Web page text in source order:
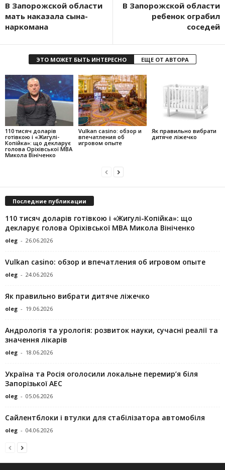
В Запорожской области
мать наказала сына-
наркомана
В Запорожской области
ребенок ограбил
соседей
ЭТО МОЖЕТ БЫТЬ ИНТЕРЕСНО ЕЩЕ ОТ АВТОРА
110 тисяч доларів
готівкою і «Жигулі-
Копійка»: що декларує
голова Оріхівської МВА
Микола Вініченко
Vulkan casino: обзор и
впечатления об
игровом опыте
Як правильно вибрати
дитяче ліжечко
Последние публикации
110 тисяч доларів готівкою і «Жигулі-Копійка»: що
декларує голова Оріхівської МВА Микола Вініченко
oleg - 26.06.2026
Vulkan casino: обзор и впечатления об игровом опыте
oleg - 24.06.2026
Як правильно вибрати дитяче ліжечко
oleg - 19.06.2026
Андрологія та урологія: розвиток науки, сучасні реалії та
значення лікарів
oleg - 18.06.2026
Україна та Росія оголосили локальне перемир’я біля
Запорізької АЕС
oleg - 05.06.2026
Сайлентблоки і втулки для стабілізатора автомобіля
oleg - 04.06.2026